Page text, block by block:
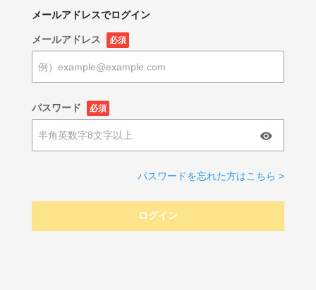
メールアドレスでログイン
メールアドレス 必須
パスワード 必須
パスワードを忘れた方はこちら >
ログイン